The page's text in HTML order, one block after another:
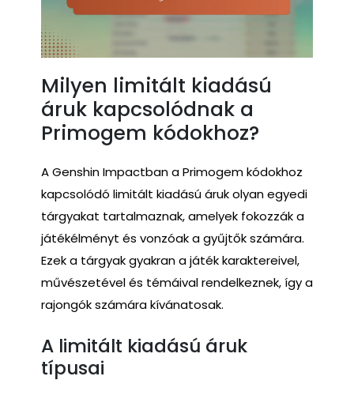
Milyen limitált kiadású
áruk kapcsolódnak a
Primogem kódokhoz?
A Genshin Impactban a Primogem kódokhoz
kapcsolódó limitált kiadású áruk olyan egyedi
tárgyakat tartalmaznak, amelyek fokozzák a
játékélményt és vonzóak a gyűjtők számára.
Ezek a tárgyak gyakran a játék karaktereivel,
művészetével és témáival rendelkeznek, így a
rajongók számára kívánatosak.
A limitált kiadású áruk
típusai